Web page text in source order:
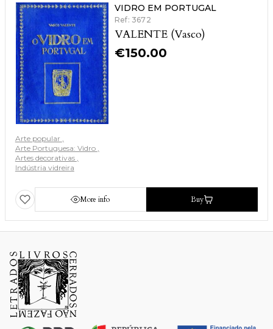
VIDRO EM PORTUGAL
Ref: 3672
VALENTE (Vasco)
€150.00
Arte popular
Arte Portuguesa: Vidro
Artes decorativas
Indústria vidreira
More info Buy